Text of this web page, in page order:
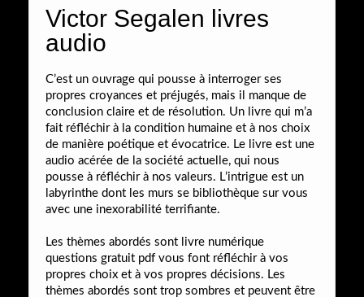
Victor Segalen livres
audio
C’est un ouvrage qui pousse à interroger ses
propres croyances et préjugés, mais il manque de
conclusion claire et de résolution. Un livre qui m’a
fait réfléchir à la condition humaine et à nos choix
de manière poétique et évocatrice. Le livre est une
audio acérée de la société actuelle, qui nous
pousse à réfléchir à nos valeurs. L’intrigue est un
labyrinthe dont les murs se bibliothèque sur vous
avec une inexorabilité terrifiante.
Les thèmes abordés sont livre numérique
questions gratuit pdf vous font réfléchir à vos
propres choix et à vos propres décisions. Les
thèmes abordés sont trop sombres et peuvent être